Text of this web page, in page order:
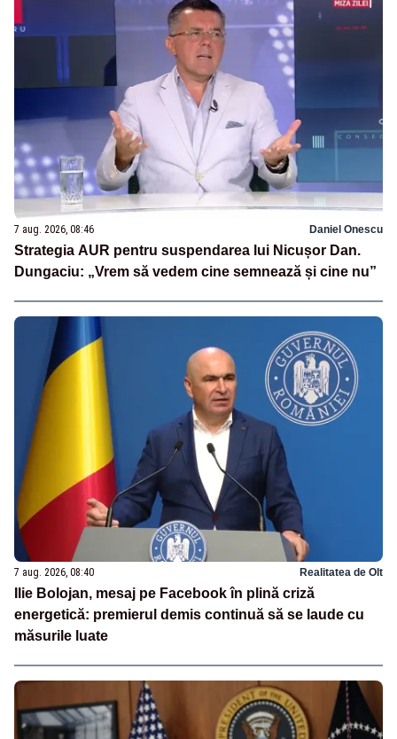
7 aug. 2026, 08:46 Daniel Onescu
Strategia AUR pentru suspendarea lui Nicușor Dan.
Dungaciu: „Vrem să vedem cine semnează și cine nu”
7 aug. 2026, 08:40 Realitatea de Olt
Ilie Bolojan, mesaj pe Facebook în plină criză
energetică: premierul demis continuă să se laude cu
măsurile luate